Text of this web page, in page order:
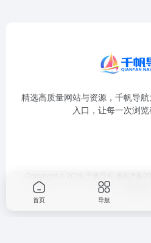
精选高质量网站与资源，千帆导
入口，让每一次浏览
首页 导航